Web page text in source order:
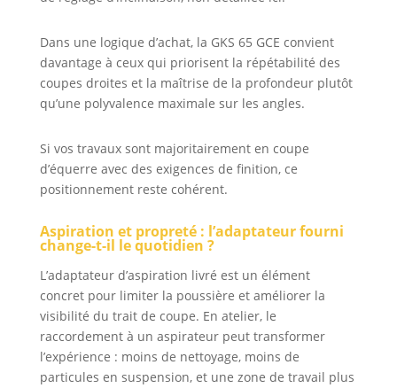
Dans une logique d’achat, la GKS 65 GCE convient
davantage à ceux qui priorisent la répétabilité des
coupes droites et la maîtrise de la profondeur plutôt
qu’une polyvalence maximale sur les angles.
Si vos travaux sont majoritairement en coupe
d’équerre avec des exigences de finition, ce
positionnement reste cohérent.
Aspiration et propreté : l’adaptateur fourni
change-t-il le quotidien ?
L’adaptateur d’aspiration livré est un élément
concret pour limiter la poussière et améliorer la
visibilité du trait de coupe. En atelier, le
raccordement à un aspirateur peut transformer
l’expérience : moins de nettoyage, moins de
particules en suspension, et une zone de travail plus